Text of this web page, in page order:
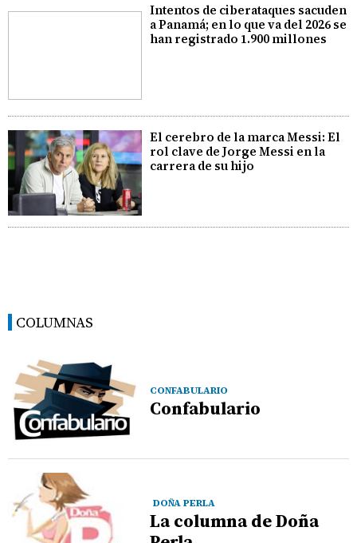
Intentos de ciberataques sacuden
a Panamá; en lo que va del 2026 se
han registrado 1.900 millones
El cerebro de la marca Messi: El
rol clave de Jorge Messi en la
carrera de su hijo
COLUMNAS
CONFABULARIO
Confabulario
DOÑA PERLA
La columna de Doña